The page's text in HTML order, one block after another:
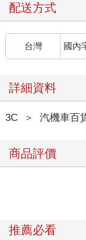
配送方式
台灣 國內
詳細資料
3C ＞ 汽機車百
商品評價
推薦必看